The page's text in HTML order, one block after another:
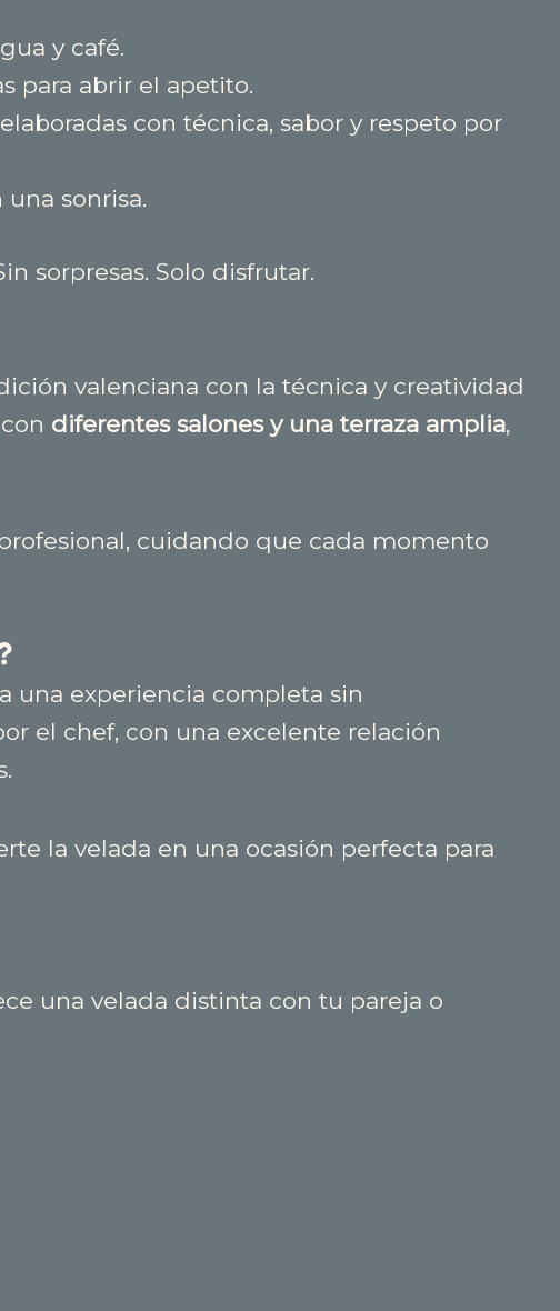
y café.
para abrir el apetito.
con técnica, sabor y respeto por
sonrisa.
sorpresas. Solo disfrutar.
valenciana con la técnica y creatividad
diferentes salones y una terraza amplia,
cuidando que cada momento
una experiencia completa sin
el chef, con una excelente relación
la velada en una ocasión perfecta para
una velada distinta con tu pareja o